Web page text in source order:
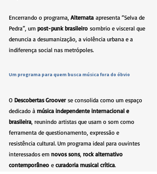
Encerrando o programa, Alternata apresenta “Selva de
Pedra”, um post-punk brasileiro sombrio e visceral que
denuncia a desumanização, a violência urbana e a
indiferença social nas metrópoles.
Um programa para quem busca música fora do óbvio
O Descobertas Groover se consolida como um espaço
dedicado à música independente internacional e
brasileira, reunindo artistas que usam o som como
ferramenta de questionamento, expressão e
resistência cultural. Um programa ideal para ouvintes
interessados em novos sons, rock alternativo
contemporâneo e curadoria musical crítica.